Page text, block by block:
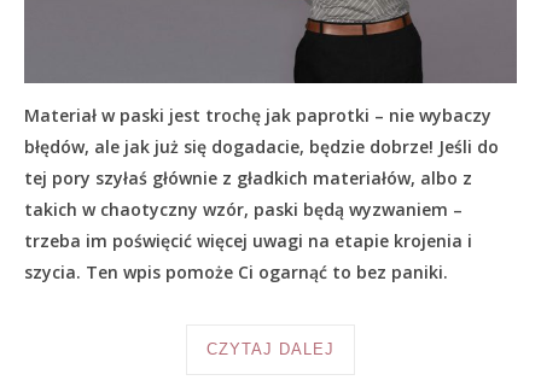
Materiał w paski jest trochę jak paprotki – nie wybaczy
błędów, ale jak już się dogadacie, będzie dobrze! Jeśli do
tej pory szyłaś głównie z gładkich materiałów, albo z
takich w chaotyczny wzór, paski będą wyzwaniem –
trzeba im poświęcić więcej uwagi na etapie krojenia i
szycia. Ten wpis pomoże Ci ogarnąć to bez paniki.
CZYTAJ DALEJ